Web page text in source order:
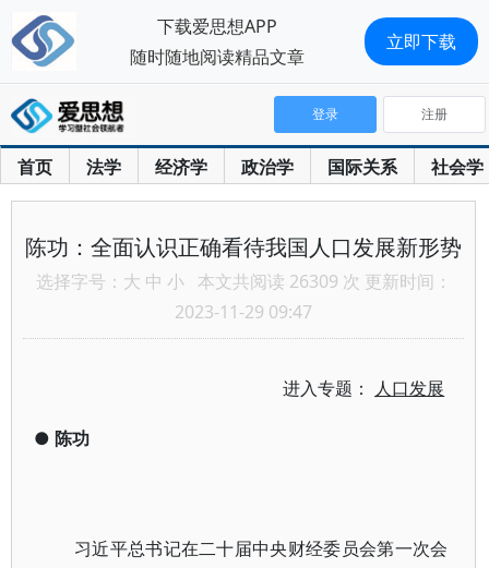
首页 法学 经济学 政治学 国际关系 社会学
登录 注册
陈功：全面认识正确看待我国人口发展新形势
选择字号： 大 中 小 本文共阅读 26309 次 更新时间：
2023-11-29 09:47
进入专题： 人口发展
● 陈功
习近平总书记在二十届中央财经委员会第一次会
下载爱思想APP
随时随地阅读精品文章
立即下载